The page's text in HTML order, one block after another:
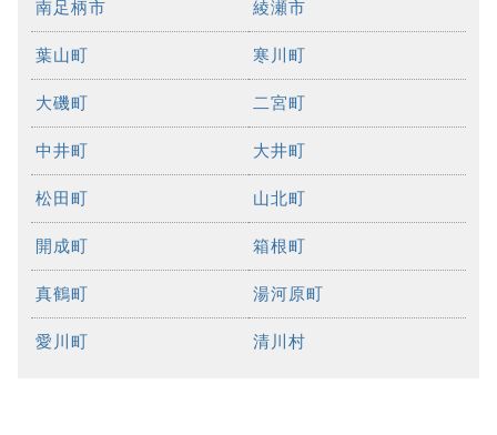
南足柄市 綾瀬市
葉山町 寒川町
大磯町 二宮町
中井町 大井町
松田町 山北町
開成町 箱根町
真鶴町 湯河原町
愛川町 清川村